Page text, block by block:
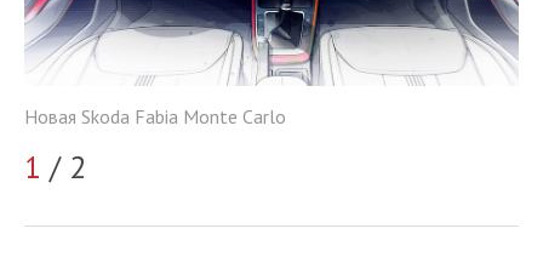
Новая Skoda Fabia Monte Carlo
1 / 2